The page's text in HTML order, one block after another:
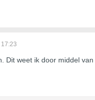
Dit weet ik door middel